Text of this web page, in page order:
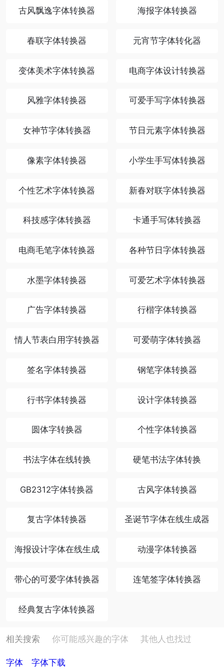
古风飘逸字体转换器 海报字体转换器
春联字体转换器 元宵节字体转化器
变体美术字体转换器 电商字体设计转换器
风雅字体转换器 可爱手写字体转换器
女神节字体转换器 节日元素字体转换器
像素字体转换器 小学生手写体转换器
个性艺术字体转换器 新春对联字体转换器
科技感字体转换器 卡通手写体转换器
电商毛笔字体转换器 各种节日字体转换器
水墨字体转换器 可爱艺术字体转换器
广告字体转换器 行楷字体转换器
情人节表白用字转换器 可爱萌字体转换器
签名字体转换器 钢笔字体转换器
行书字体转换器 设计字体转换器
圆体字转换器 个性字体转换器
书法字体在线转换 硬笔书法字体转换
GB2312字体转换器 古风字体转换器
复古字体转换器 圣诞节字体在线生成器
海报设计字体在线生成 动漫字体转换器
带心的可爱字体转换器 连笔签字体转换器
经典复古字体转换器
相关搜索 你可能感兴趣的字体 其他人也找过
字体 字体下载